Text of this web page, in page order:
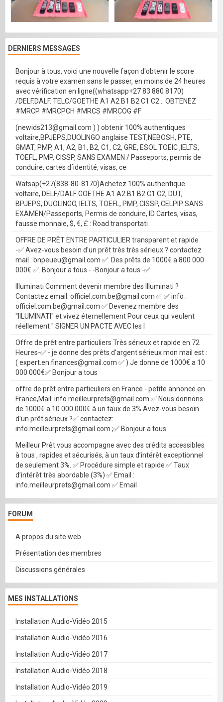
DERNIERS MESSAGES
Bonjour à tous, voici une nouvelle façon d'obtenir le score
requis à votre examen sans le passer, en moins de 24 heures
avec vérification en ligne((whatsapp+27 83 880 8170)
/DELF.DALF. TELC/GOETHE A1 A2 B1 B2 C1 C2 .. OBTENEZ
#MRCP #MRCPCH #MRCS #MRCOG #F
(newids213@gmail.com ) ) obtenir 100% authentiques
voltaire,BPJEPS,DUOLINGO anglaise TEST,NEBOSH, PTE,
GMAT, PMP, A1, A2, B1, B2, C1, C2, GRE, ESOL TOEIC ,IELTS,
TOEFL, PMP, CISSP, SANS EXAMEN / Passeports, permis de
conduire, cartes d´identité, visas, ce
Watsap(+27(838-80-8170)Achetez 100% authentique
voltaire, DELF/DALF GOETHE A1 A2 B1 B2 C1 C2, DUT,
BPJEPS, DUOLINGO, IELTS, TOEFL, PMP, CISSP, CELPIP SANS
EXAMEN/Passeports, Permis de conduire, ID Cartes, visas,
fausse monnaie, $, €, £ : Road transportati
OFFRE DE PRÊT ENTRE PARTICULIER transparent et rapide
-✅ Avez-vous besoin d'un prêt très très sérieux ? contactez
mail : bnpeueu@gmail.com ✅. Des prêts de 1000€ a 800 000
000€ ✅. Bonjour a tous - -Bonjour a tous -✅
Illuminati Comment devenir membre des Illuminati ?
Contactez email: officiel.com.be@gmail.com ✅ ✅ info :
officiel.com.be@gmail.com ✅ Devenez membre des
''IILUMINATI'' et vivez éternellement Pour ceux qui veulent
réellement '' SIGNER UN PACTE AVEC les I
Offre de prêt entre particuliers Très sérieux et rapide en 72
Heures-✅ - je donne des prêts d'argent sérieux mon mail est :
( expert.en.finances@gmail.com ✅ ) Je donne de 1000€ a 10
000 000€✅ Bonjour a tous
offre de prêt entre particuliers en France - petite annonce en
France,Mail: info.meilleurprets@gmail.com ✅ Nous donnons
de 1000€ a 10 000 000€ à un taux de 3%.Avez-vous besoin
d'un prêt sérieux ?✅ contactez:
info.meilleurprets@gmail.com ;✅ Bonjour a tous
Meilleur Prêt vous accompagne avec des crédits accessibles
à tous , rapides et sécurisés, à un taux d’intérêt exceptionnel
de seulement 3%. ✅ Procédure simple et rapide ✅ Taux
d’intérêt très abordable (3%) ✅ Email :
info.meilleurprets@gmail.com ✅ Email
FORUM
A propos du site web
Présentation des membres
Discussions générales
MES INSTALLATIONS
Installation Audio-Vidéo 2015
Installation Audio-Vidéo 2016
Installation Audio-Vidéo 2017
Installation Audio-Vidéo 2018
Installation Audio-Vidéo 2019